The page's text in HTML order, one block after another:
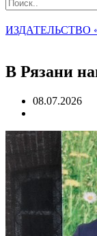
ИЗДАТЕЛЬСТВО
В Рязани
08.07.2026